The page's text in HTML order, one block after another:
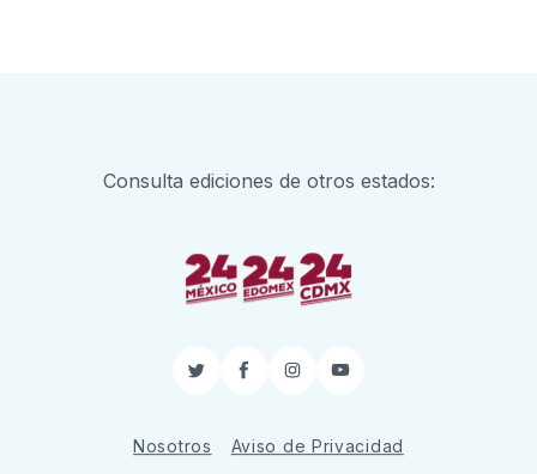
Consulta ediciones de otros estados:
TwitterFacebook
InstagramYouTube
Nosotros Aviso de Privacidad